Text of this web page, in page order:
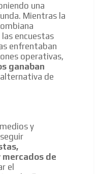
una
Mientras la
encuestas
enfrentaban
operativas,
ganaban
de
y
de
el